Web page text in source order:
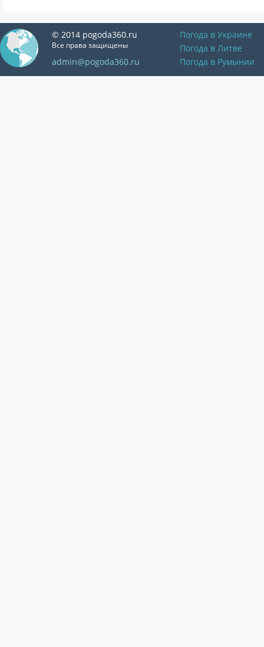
© 2014 pogoda360.ru
Все права защищены
admin@pogoda360.ru
Погода в Украине
Погода в Литве
Погода в Румынии